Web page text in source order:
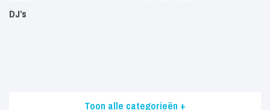
DJ’s
Toon alle categorieën +